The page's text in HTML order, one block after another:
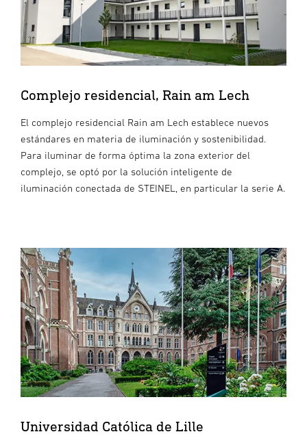
Complejo residencial, Rain am Lech
El complejo residencial Rain am Lech establece nuevos
estándares en materia de iluminación y sostenibilidad.
Para iluminar de forma óptima la zona exterior del
complejo, se optó por la solución inteligente de
iluminación conectada de STEINEL, en particular la serie A.
Universidad Católica de Lille